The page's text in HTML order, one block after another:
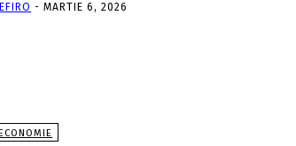
- MARTIE 6, 2026